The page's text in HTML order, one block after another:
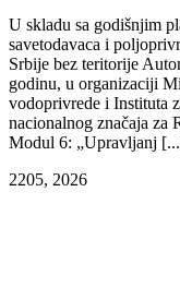
U skladu sa godišnjim
savetodavaca i
Srbije bez teritorije
godinu, u organizaciji
vodoprivrede i Instituta
nacionalnog značaja za
Modul 6: „Upravlјanj
2205, 2026